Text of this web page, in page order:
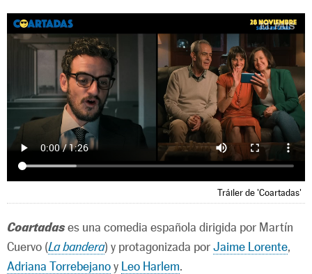
Tráiler de 'Coartadas'
Coartadases una comedia española dirigida por Martín
Cuervo (La bandera) y protagonizada por Jaime Lorente,
Adriana Torrebejano y Leo Harlem.